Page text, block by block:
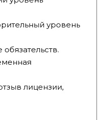
уровень
лицензии,